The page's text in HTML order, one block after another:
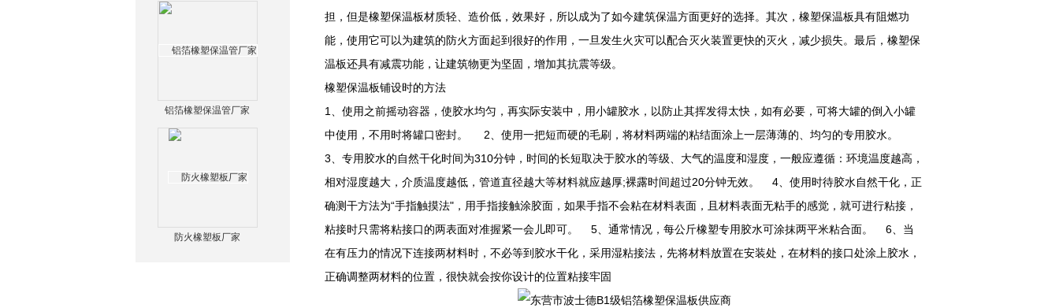
铝箔橡塑保温管厂家
防火橡塑板厂家
担，但是橡塑保温板材质轻、造价低，效果好，所以成为了如今建筑保温方面更好的选择。其次，橡塑保温板具有阻燃功
能，使用它可以为建筑的防火方面起到很好的作用，一旦发生火灾可以配合灭火装置更快的灭火，减少损失。最后，橡塑保
温板还具有减震功能，让建筑物更为坚固，增加其抗震等级。
橡塑保温板铺设时的方法
1、使用之前摇动容器，使胶水均匀，再实际安装中，用小罐胶水，以防止其挥发得太快，如有必要，可将大罐的倒入小罐
中使用，不用时将罐口密封。 2、使用一把短而硬的毛刷，将材料两端的粘结面涂上一层薄薄的、均匀的专用胶水。
3、专用胶水的自然干化时间为310分钟，时间的长短取决于胶水的等级、大气的温度和湿度，一般应遵循：环境温度越高，
相对湿度越大，介质温度越低，管道直径越大等材料就应越厚;裸露时间超过20分钟无效。 4、使用时待胶水自然干化，正
确测干方法为“手指触摸法"，用手指接触涂胶面，如果手指不会粘在材料表面，且材料表面无粘手的感觉，就可进行粘接，
粘接时只需将粘接口的两表面对准握紧一会儿即可。 5、通常情况，每公斤橡塑专用胶水可涂抹两平米粘合面。 6、当
在有压力的情况下连接两材料时，不必等到胶水干化，采用湿粘接法，先将材料放置在安装处，在材料的接口处涂上胶水，
正确调整两材料的位置，很快就会按你设计的位置粘接牢固